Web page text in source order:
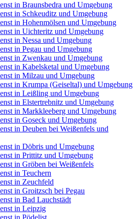
in Braunsbedra und Umgebung
in Schkeuditz und Umgebung
in Hohenmölsen und Umgebung
in Uichteritz und Umgebung
in Nessa und Umgebung
in Pegau und Umgebung
in Zwenkau und Umgebung
in Kabelsketal und Umgebung
in Milzau und Umgebung
in Krumpa (Geiseltal) und Umgebung
in Leißling und Umgebung
in Elstertrebnitz und Umgebung
in Markkleeberg und Umgebung
in Goseck und Umgebung
in Deuben bei Weißenfels und
in Döbris und Umgebung
in Prittitz und Umgebung
in Gröben bei Weißenfels
in Teuchern
in Zeuchfeld
in Groitzsch bei Pegau
in Bad Lauchstädt
in Leipzig